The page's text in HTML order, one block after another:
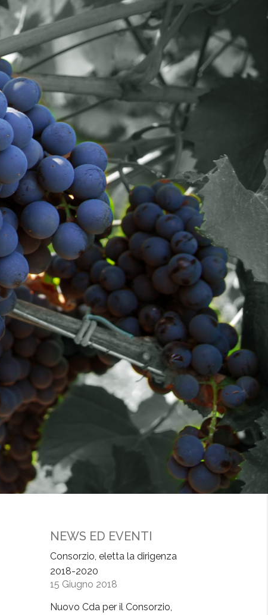
NEWS ED EVENTI
Consorzio, eletta la dirigenza
2018-2020
15 Giugno 2018
Nuovo Cda per il Consorzio,